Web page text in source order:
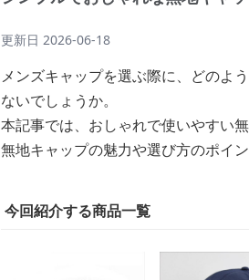
更新日 2026-06-18
メンズキャップを選ぶ際に、どのよ
ないでしょうか。
本記事では、おしゃれで使いやすい
無地キャップの魅力や選び方のポイ
今回紹介する商品一覧